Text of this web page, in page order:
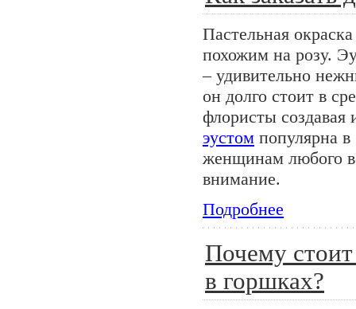
Пастельная
похожим на розу.
– удивительно
он долго стоит в
флористы
эустом популярна
женщинам любого
внимание.
Подробнее
Почему стоит
в горшках?